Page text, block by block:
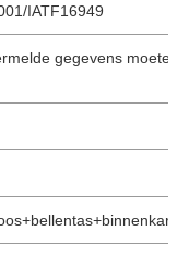
IATF16949
gegevens moeten